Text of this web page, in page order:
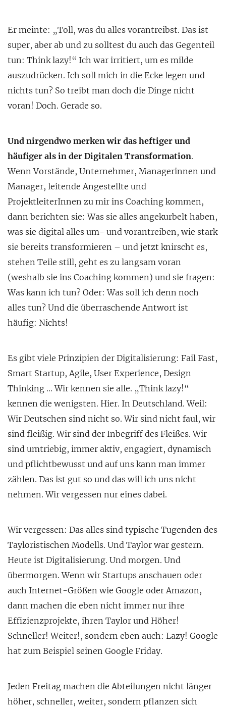
Er meinte: „Toll, was du alles vorantreibst. Das ist
super, aber ab und zu solltest du auch das Gegenteil
tun: Think lazy!“ Ich war irritiert, um es milde
auszudrücken. Ich soll mich in die Ecke legen und
nichts tun? So treibt man doch die Dinge nicht
voran! Doch. Gerade so.
Und nirgendwo merken wir das heftiger und
häufiger als in der Digitalen Transformation.
Wenn Vorstände, Unternehmer, Managerinnen und
Manager, leitende Angestellte und
ProjektleiterInnen zu mir ins Coaching kommen,
dann berichten sie: Was sie alles angekurbelt haben,
was sie digital alles um- und vorantreiben, wie stark
sie bereits transformieren – und jetzt knirscht es,
stehen Teile still, geht es zu langsam voran
(weshalb sie ins Coaching kommen) und sie fragen:
Was kann ich tun? Oder: Was soll ich denn noch
alles tun? Und die überraschende Antwort ist
häufig: Nichts!
Es gibt viele Prinzipien der Digitalisierung: Fail Fast,
Smart Startup, Agile, User Experience, Design
Thinking … Wir kennen sie alle. „Think lazy!“
kennen die wenigsten. Hier. In Deutschland. Weil:
Wir Deutschen sind nicht so. Wir sind nicht faul, wir
sind fleißig. Wir sind der Inbegriff des Fleißes. Wir
sind umtriebig, immer aktiv, engagiert, dynamisch
und pflichtbewusst und auf uns kann man immer
zählen. Das ist gut so und das will ich uns nicht
nehmen. Wir vergessen nur eines dabei.
Wir vergessen: Das alles sind typische Tugenden des
Tayloristischen Modells. Und Taylor war gestern.
Heute ist Digitalisierung. Und morgen. Und
übermorgen. Wenn wir Startups anschauen oder
auch Internet-Größen wie Google oder Amazon,
dann machen die eben nicht immer nur ihre
Effizienzprojekte, ihren Taylor und Höher!
Schneller! Weiter!, sondern eben auch: Lazy! Google
hat zum Beispiel seinen Google Friday.
Jeden Freitag machen die Abteilungen nicht länger
höher, schneller, weiter, sondern pflanzen sich